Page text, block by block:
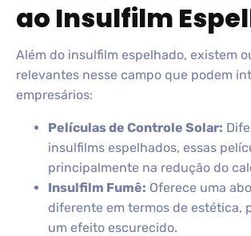
ao Insulfilm
Além do insulfilm espelhado, existem
relevantes nesse campo que podem
empresários:
Películas de Controle Solar:
insulfilms espelhados, essas
principalmente na redução do
Insulfilm Fumê: Oferece uma
diferente em termos de estética,
um efeito escurecido.